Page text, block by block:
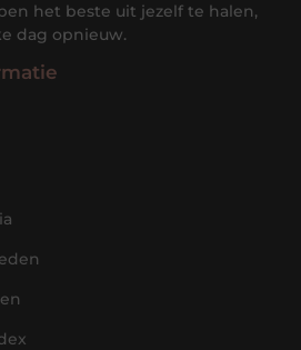
het beste uit jezelf te halen,
dag opnieuw.